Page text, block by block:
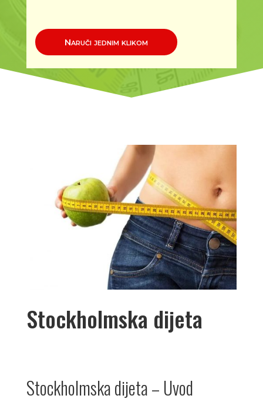
Naruči jednim klikom
Stockholmska dijeta
Stockholmska dijeta – Uvod